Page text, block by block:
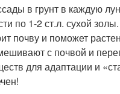
в грунт в каждую
по 1-2 ст.л. сухой
почву и поможет
с почвой и
для адаптации и